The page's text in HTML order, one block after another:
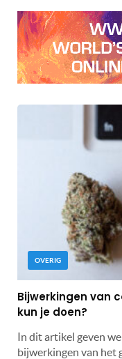
OVERIG
Bijwerkingen van
kun je doen?
In dit artikel geven
bijwerkingen van het